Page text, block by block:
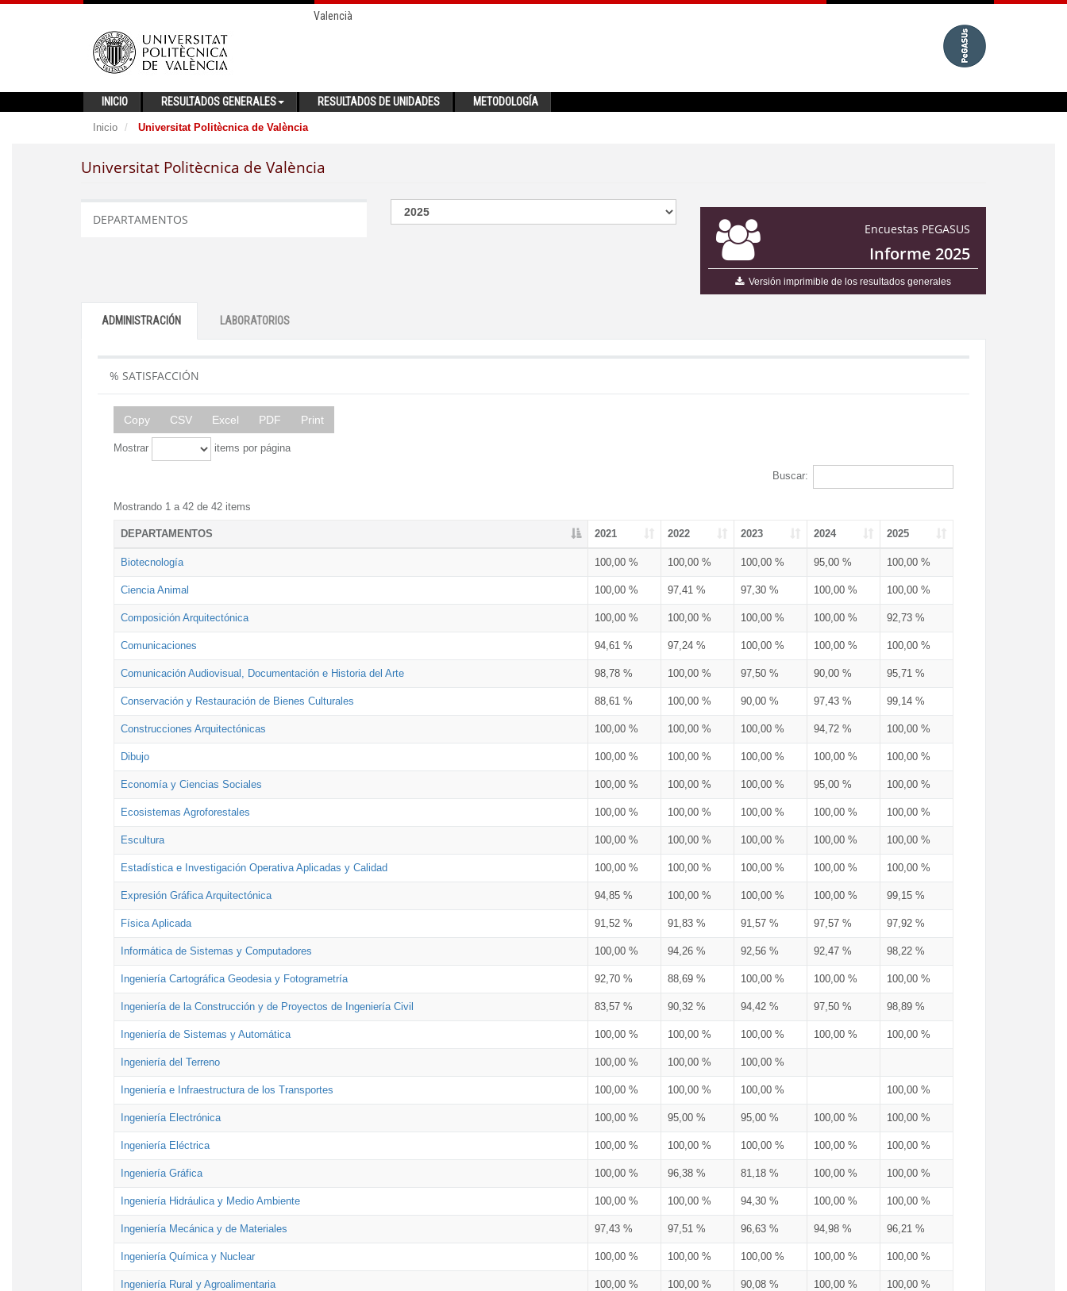
Valencià
INICIO RESULTADOS GENERALES RESULTADOS DE UNIDADES METODOLOGÍA
Inicio Universitat Politècnica de València
Universitat Politècnica de València
Encuestas PEGASUS
Informe 2025
Versión imprimible de los resultados generales
DEPARTAMENTOS
ADMINISTRACIÓN LABORATORIOS
% SATISFACCIÓN
Copy CSV Excel PDF Print
Mostrar items por página
Buscar:
Mostrando 1 a 42 de 42 items
DEPARTAMENTOS 2021 2022 2023 2024 2025
Biotecnología 100,00 % 100,00 % 100,00 % 95,00 % 100,00 %
Ciencia Animal 100,00 % 97,41 % 97,30 % 100,00 % 100,00 %
Composición Arquitectónica 100,00 % 100,00 % 100,00 % 100,00 % 92,73 %
Comunicaciones 94,61 % 97,24 % 100,00 % 100,00 % 100,00 %
Comunicación Audiovisual, Documentación e Historia del Arte 98,78 % 100,00 % 97,50 % 90,00 % 95,71 %
Conservación y Restauración de Bienes Culturales 88,61 % 100,00 % 90,00 % 97,43 % 99,14 %
Construcciones Arquitectónicas 100,00 % 100,00 % 100,00 % 94,72 % 100,00 %
Dibujo 100,00 % 100,00 % 100,00 % 100,00 % 100,00 %
Economía y Ciencias Sociales 100,00 % 100,00 % 100,00 % 95,00 % 100,00 %
Ecosistemas Agroforestales 100,00 % 100,00 % 100,00 % 100,00 % 100,00 %
Escultura 100,00 % 100,00 % 100,00 % 100,00 % 100,00 %
Estadística e Investigación Operativa Aplicadas y Calidad 100,00 % 100,00 % 100,00 % 100,00 % 100,00 %
Expresión Gráfica Arquitectónica 94,85 % 100,00 % 100,00 % 100,00 % 99,15 %
Física Aplicada 91,52 % 91,83 % 91,57 % 97,57 % 97,92 %
Informática de Sistemas y Computadores 100,00 % 94,26 % 92,56 % 92,47 % 98,22 %
Ingeniería Cartográfica Geodesia y Fotogrametría 92,70 % 88,69 % 100,00 % 100,00 % 100,00 %
Ingeniería de la Construcción y de Proyectos de Ingeniería Civil 83,57 % 90,32 % 94,42 % 97,50 % 98,89 %
Ingeniería de Sistemas y Automática 100,00 % 100,00 % 100,00 % 100,00 % 100,00 %
Ingeniería del Terreno 100,00 % 100,00 % 100,00 %
Ingeniería e Infraestructura de los Transportes 100,00 % 100,00 % 100,00 % 100,00 %
Ingeniería Electrónica 100,00 % 95,00 % 95,00 % 100,00 % 100,00 %
Ingeniería Eléctrica 100,00 % 100,00 % 100,00 % 100,00 % 100,00 %
Ingeniería Gráfica 100,00 % 96,38 % 81,18 % 100,00 % 100,00 %
Ingeniería Hidráulica y Medio Ambiente 100,00 % 100,00 % 94,30 % 100,00 % 100,00 %
Ingeniería Mecánica y de Materiales 97,43 % 97,51 % 96,63 % 94,98 % 96,21 %
Ingeniería Química y Nuclear 100,00 % 100,00 % 100,00 % 100,00 % 100,00 %
Ingeniería Rural y Agroalimentaria 100,00 % 100,00 % 90,08 % 100,00 % 100,00 %